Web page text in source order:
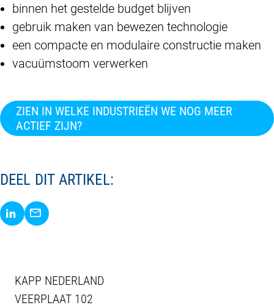
binnen het gestelde budget blijven
gebruik maken van bewezen technologie
een compacte en modulaire constructie maken
vacuümstoom verwerken
ZIEN IN WELKE INDUSTRIEËN WE NOG MEER
ACTIEF ZIJN?
DEEL DIT ARTIKEL:
Delen via LinkedIn
Delen via E-Mail
KAPP NEDERLAND
VEERPLAAT 102